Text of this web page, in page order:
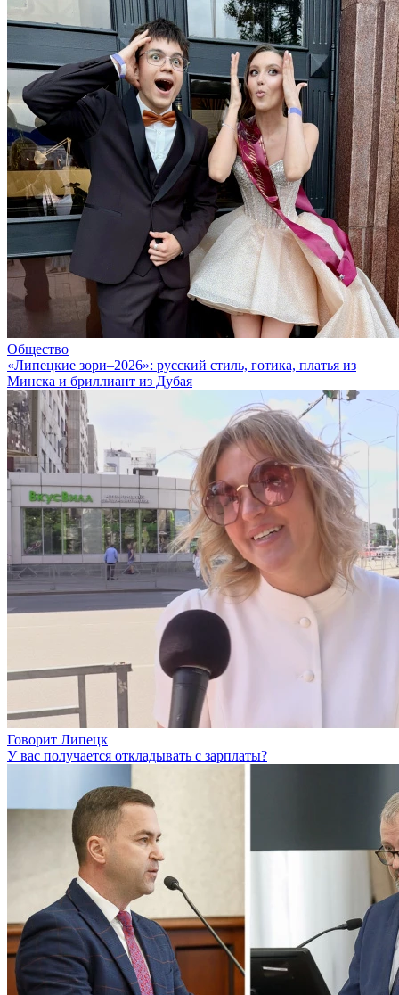
Общество
«Липецкие зори–2026»: русский стиль, готика, платья из
Минска и бриллиант из Дубая
Говорит Липецк
У вас получается откладывать с зарплаты?